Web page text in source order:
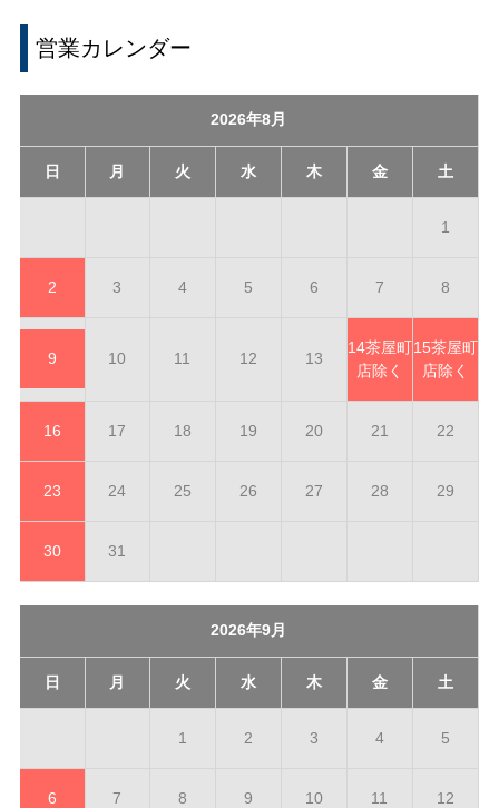
営業カレンダー
2026年8月
日 月 火 水 木 金 土
1
2 3 4 5 6 7 8
9 10 11 12 13
14茶屋町
店除く
15茶屋町
店除く
16 17 18 19 20 21 22
23 24 25 26 27 28 29
30 31
2026年9月
日 月 火 水 木 金 土
1 2 3 4 5
6 7 8 9 10 11 12